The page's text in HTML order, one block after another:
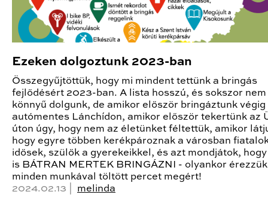
Ezeken dolgoztunk 2023-ban
Összegyűjtöttük, hogy mi mindent tettünk a bringás
fejlődésért 2023-ban. A lista hosszú, és sokszor
könnyű dolgunk, de amikor először bringáztunk végig
autómentes Lánchídon, amikor először tekertünk az
úton úgy, hogy nem az életünket féltettük, amikor
hogy egyre többen kerékpároznak a városban
idősek, szülők a gyerekeikkel, és azt mondjátok,
is BÁTRAN MERTEK BRINGÁZNI - olyankor
minden munkával töltött percet megért!
2024.02.13 | melinda